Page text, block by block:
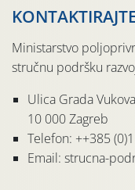
Ministarstvo
stručnu podršku
Ulica Grada
10 000 Zagreb
Telefon: ++385
Email: strucna-